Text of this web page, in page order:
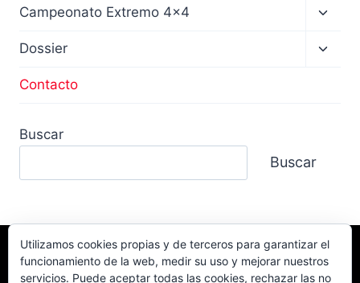
Campeonato Extremo 4×4
hijo
Dossier
Contacto
Buscar
Buscar
Facebook TikTok
Instagram
Utilizamos cookies propias y de terceros para garantizar el
funcionamiento de la web, medir su uso y mejorar nuestros
servicios. Puede aceptar todas las cookies, rechazar las no